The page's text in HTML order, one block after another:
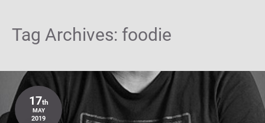
Tag Archives: foodie
17th
MAY
2019